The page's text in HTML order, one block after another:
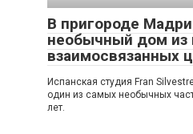
В пригороде
необычный дом из
взаимосвязанных
Испанская студия Fran
один из самых необычных
лет.